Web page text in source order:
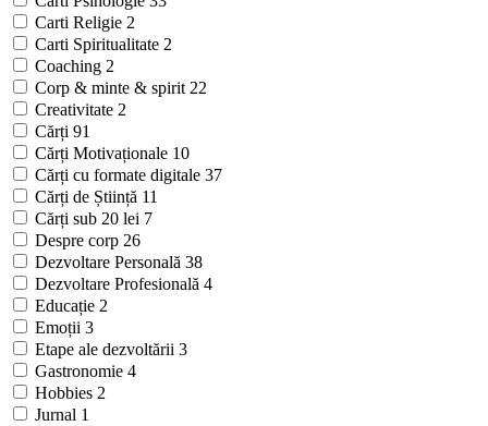
Carti Religie 2
Carti Spiritualitate 2
Coaching 2
Corp & minte & spirit 22
Creativitate 2
Cărți 91
Cărți Motivaționale 10
Cărți cu formate digitale 37
Cărți de Știință 11
Cărți sub 20 lei 7
Despre corp 26
Dezvoltare Personală 38
Dezvoltare Profesională 4
Educație 2
Emoții 3
Etape ale dezvoltării 3
Gastronomie 4
Hobbies 2
Jurnal 1